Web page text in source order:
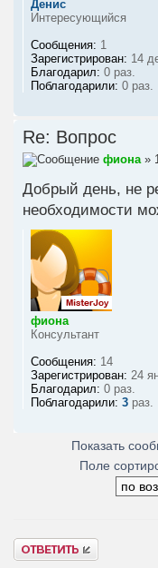
Денис
Интересующийся
Сообщения: 1
Зарегистрирован: 14
Благодарил: 0 раз.
Поблагодарили: 0 раз.
Re: Вопрос
фиона»
Добрый день, не
необходимости
фиона
Консультант
Сообщения: 14
Зарегистрирован: 24
Благодарил: 0 раз.
Поблагодарили: 3 раз.
Показать
Поле
Ответить